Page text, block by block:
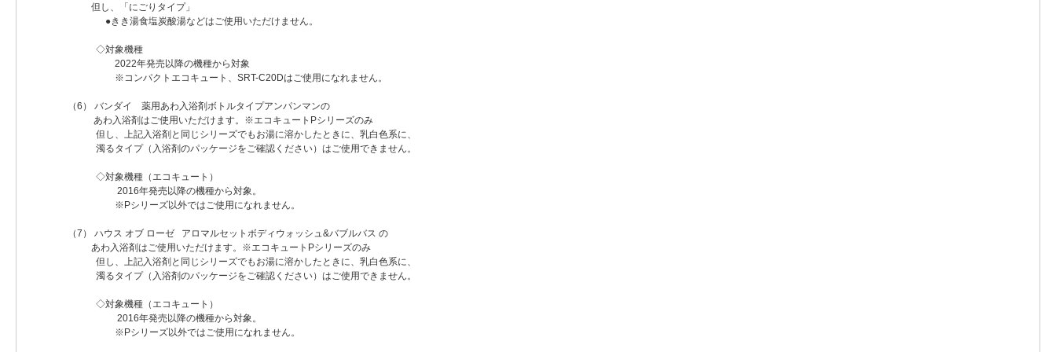
但し、「にごりタイプ」
●きき湯食塩炭酸湯などはご使用いただけません。
◇対象機種
2022年発売以降の機種から対象
※コンパクトエコキュート、SRT-C20Dはご使用になれません。
（6） バンダイ 薬用あわ入浴剤ボトルタイプアンパンマンの
あわ入浴剤はご使用いただけます。※エコキュートPシリーズのみ
但し、上記入浴剤と同じシリーズでもお湯に溶かしたときに、乳白色系に、
濁るタイプ（入浴剤のパッケージをご確認ください）はご使用できません。
◇対象機種（エコキュート）
2016年発売以降の機種から対象。
※Pシリーズ以外ではご使用になれません。
（7） ハウス オブ ローゼ アロマルセットボディウォッシュ&バブルバス の
あわ入浴剤はご使用いただけます。※エコキュートPシリーズのみ
但し、上記入浴剤と同じシリーズでもお湯に溶かしたときに、乳白色系に、
濁るタイプ（入浴剤のパッケージをご確認ください）はご使用できません。
◇対象機種（エコキュート）
2016年発売以降の機種から対象。
※Pシリーズ以外ではご使用になれません。